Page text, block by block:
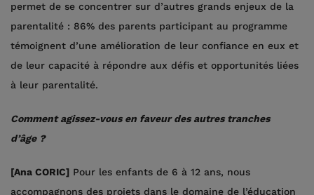
permet de se concentrer sur d’autres grands enjeux de la
parentalité : 86% des parents participant au programme
témoignent d’une amélioration de leur confiance en eux et
de leur capacité à répondre aux défis et opportunités liées
à leur parentalité.
Comment agissez-vous en faveur des autres tranches
d’âge ?
[Ana CORIC] Pour les enfants de 6 à 12 ans, nous
accompagnons des projets dans le domaine de l’éducation